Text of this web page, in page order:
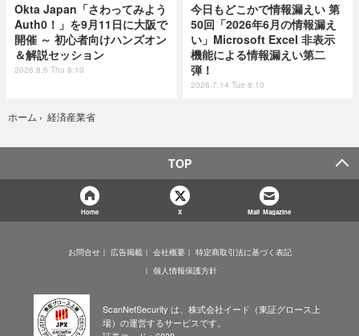
Okta Japan「さわってみよう
Auth0！」を9月11日に大阪で
開催 ～ 初心者向けハンズオン
＆解説セッション
2026.8.6 Thu 8:10
今日もどこかで情報漏えい 第
50回「2026年6月の情報漏え
い」Microsoft Excel 非表示
機能による情報漏えい第二
弾！
2026.7.14 Tue 8:10
ホーム › 経済産業省
TOP
Home X Mail Magazine
お問合せ 広告掲載 会社概要
特定商取引法に基づく表記
個人情報保護方針
ScanNetSecurity は、株式会社イード（東証グロース上
場）の運営するサービスです。